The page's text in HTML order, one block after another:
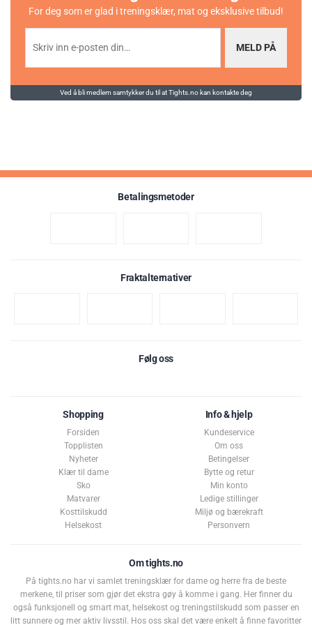
Best før: 1. juli 2027
For deg som er glad i treningsklær, mat og eksklusive tilbud!
MELD PÅ
Ved å bli medlem samtykker du til at Tights.no kan kontakte deg
Betalingsmetoder
Fraktalternativer
Følg oss
Shopping
Forsiden
Topplisten
Nyheter
Klær til dame
Sko
Matvarer
Kosttilskudd
Helsekost
Info & hjelp
Kundeservice
Om oss
Betingelser
Bytte og retur
Min konto
Ledige stillinger
Miljø og bærekraft
Personvern
Om tights.no
På tights.no har vi samlet treningsklær for dame og herre fra de beste
merkene, til priser som gjør det ekstra gøy å komme i gang. Her finner du
også funksjonell og smart mat, helsekost og treningstilskudd som passer en
litt sunnere og mer aktiv livsstil. Hos oss skal det være enkelt å finne favoritter